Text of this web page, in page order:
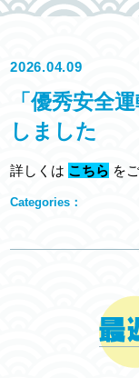
2026.04.09
「優秀安全
しました
詳しくは こちら を
Categories：